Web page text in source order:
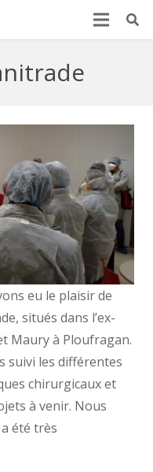
eu le plaisir de
situés dans l’ex-
Maury à Ploufragan.
suivi les différentes
chirurgicaux et
à venir. Nous
été très